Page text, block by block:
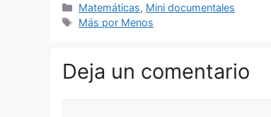
Categorías
Matemáticas, Mini documentales
Etiquetas
Más por Menos
Deja un comentario